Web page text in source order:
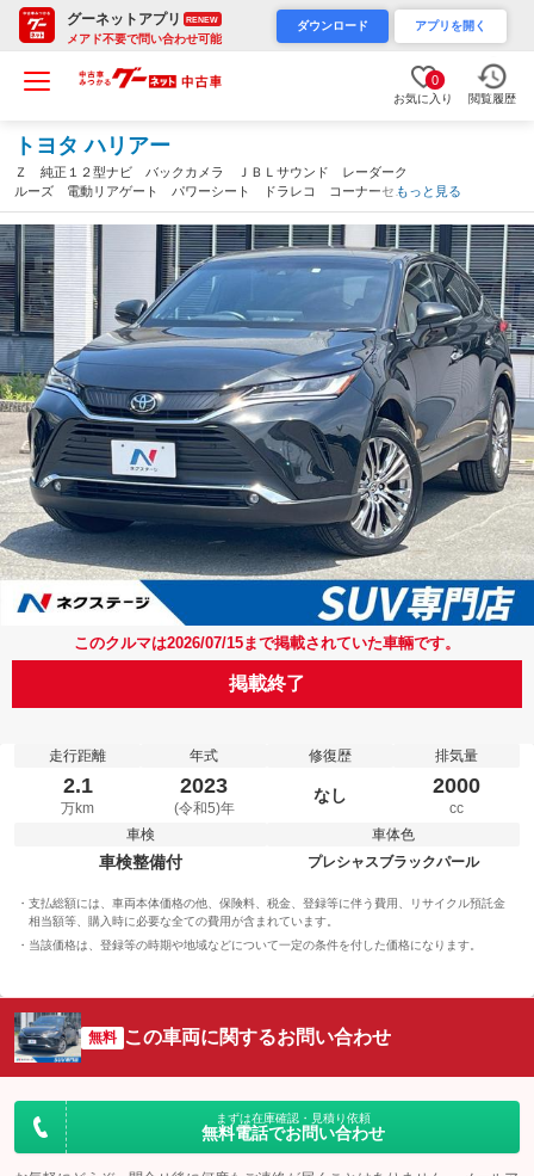
グーネットアプリ RENEW
メアド不要で問い合わせ可能
ダウンロード アプリを開く
0
お気に入り 閲覧履歴
トヨタ ハリアー
Ｚ 純正１２型ナビ バックカメラ ＪＢＬサウンド レーダーク
ルーズ 電動リアゲート パワーシート ドラレコ コーナーセン
サー スマートキー ＬＥＤヘッド ＥＴＣ２．０ 純正１９イン
チアルミ（福岡県）
もっと見る
このクルマは2026/07/15まで掲載されていた車輛です。
掲載終了
走行距離
2.1
万km
年式
2023
(令和5)年
修復歴
なし
排気量
2000
cc
車検
車検整備付
車体色
プレシャスブラックパール
支払総額には、車両本体価格の他、保険料、税金、登録等に伴う費用、リサイクル預託金
相当額等、購入時に必要な全ての費用が含まれています。
当該価格は、登録等の時期や地域などについて一定の条件を付した価格になります。
無料 この車両に関するお問い合わせ
まずは在庫確認・見積り依頼
無料電話でお問い合わせ